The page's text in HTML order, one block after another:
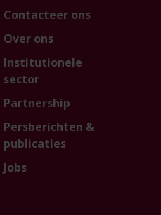
Contacteer ons
Over ons
Institutionele
sector
Partnership
Persberichten &
publicaties
Jobs